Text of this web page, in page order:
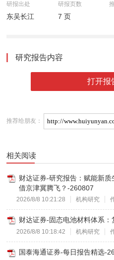
研报出处
东吴长江
研报页数
7 页
研究报告内容
打开报
推荐给朋友：
相关阅读
财达证券-研究报告：赋能新
借京津冀腾飞？-260807
2026/8/8 10:21:28 机构研究
财达证券-固态电池材料体系
2026/8/8 10:18:42 机构研究
国泰海通证券-每日报告精选-